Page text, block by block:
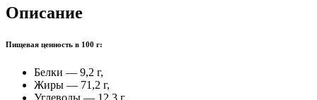
Описание
Пищевая ценность в 100 г:
Белки — 9,2 г,
Жиры — 71,2 г,